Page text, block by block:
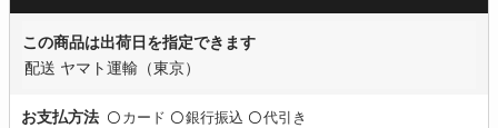
この商品は出荷日を指定できます
配送 ヤマト運輸（東京）
お支払方法 〇 カード 〇銀行振込 〇代引き